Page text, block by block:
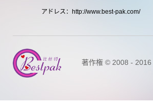
アドレス：http://www.best-pak.com/
著作権 © 2008 - 2016